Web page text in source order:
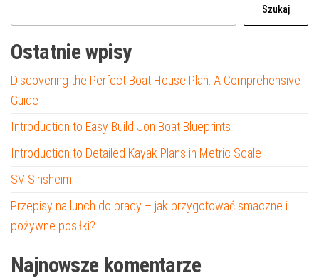
Szukaj
Ostatnie wpisy
Discovering the Perfect Boat House Plan: A Comprehensive
Guide
Introduction to Easy Build Jon Boat Blueprints
Introduction to Detailed Kayak Plans in Metric Scale
SV Sinsheim
Przepisy na lunch do pracy – jak przygotować smaczne i
pożywne posiłki?
Najnowsze komentarze